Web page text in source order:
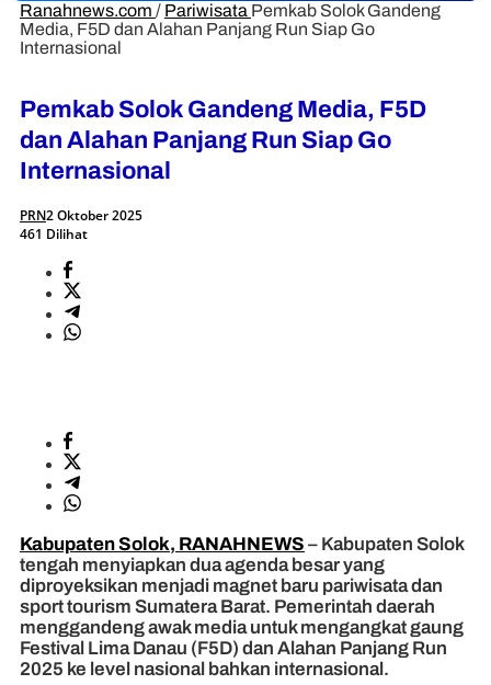
Ranahnews.com / Pariwisata Pemkab Solok Gandeng
Media, F5D dan Alahan Panjang Run Siap Go
Internasional
Pemkab Solok Gandeng Media, F5D
dan Alahan Panjang Run Siap Go
Internasional
PRN2 Oktober 2025
461 Dilihat
Kabupaten Solok, RANAHNEWS – Kabupaten Solok
tengah menyiapkan dua agenda besar yang
diproyeksikan menjadi magnet baru pariwisata dan
sport tourism Sumatera Barat. Pemerintah daerah
menggandeng awak media untuk mengangkat gaung
Festival Lima Danau (F5D) dan Alahan Panjang Run
2025 ke level nasional bahkan internasional.